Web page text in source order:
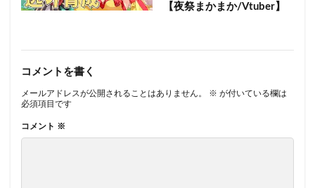
【夜祭まかまか/Vtuber】
コメントを書く
メールアドレスが公開されることはありません。 ※ が付いている欄は
必須項目です
コメント ※